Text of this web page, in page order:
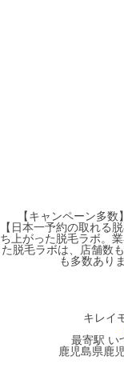
【キャンペーン多
【日本一予約の取れる
ち上がった脱毛ラボ。
た脱毛ラボは、店舗数
も多数あり
キレイ
最寄駅 い
鹿児島県鹿